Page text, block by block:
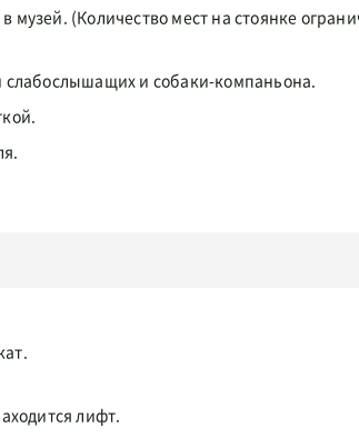
(Количество мест на стоянке
и собаки-компаньона.
лифт.